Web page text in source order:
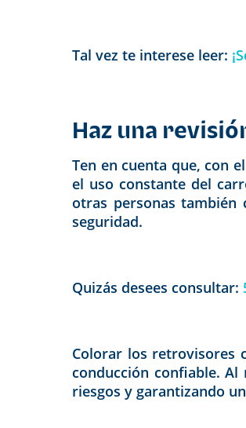
Tal vez te interese leer:
Haz una
Ten en cuenta que, con
el uso constante del
otras personas
seguridad.
Quizás desees consultar:
Colorar los retrovisores
conducción confiable.
riesgos y garantizando